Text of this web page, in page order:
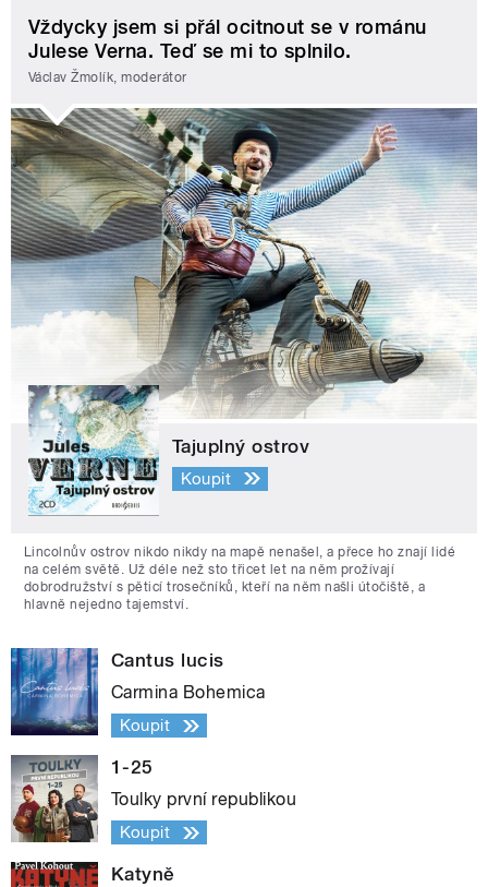
Vždycky jsem si přál ocitnout se v románu
Julese Verna. Teď se mi to splnilo.
Václav Žmolík, moderátor
Tajuplný ostrov
Koupit
Lincolnův ostrov nikdo nikdy na mapě nenašel, a přece ho znají lidé
na celém světě. Už déle než sto třicet let na něm prožívají
dobrodružství s pěticí trosečníků, kteří na něm našli útočiště, a
hlavně nejedno tajemství.
Cantus lucis
Carmina Bohemica
Koupit
1-25
Toulky první republikou
Koupit
Katyně